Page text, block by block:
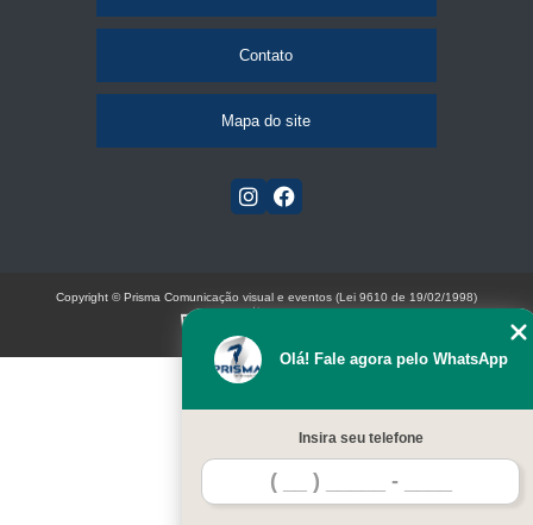
Contato
Mapa do site
Olá! Fale agora pelo WhatsApp
Insira seu telefone
Copyright © Prisma Comunicação visual e eventos (Lei 9610 de 19/02/1998)